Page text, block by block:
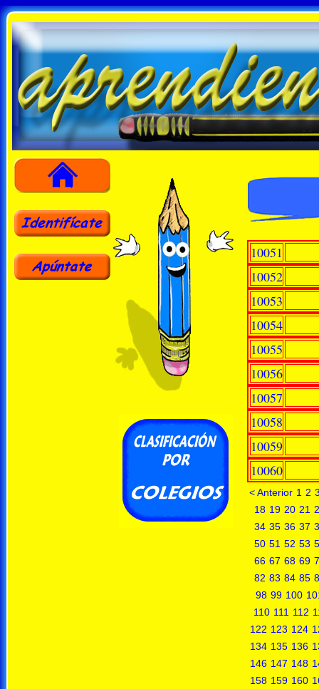
10051
10052
10053
10054
10055
10056
10057
10058
10059
10060
< Anterior 1 2
18 19 20 21
34 35 36 37
50 51 52 53
66 67 68 69
82 83 84 85
98 99 100
110 111 112
122 123 124
134 135 136
146 147 148
158 159 160